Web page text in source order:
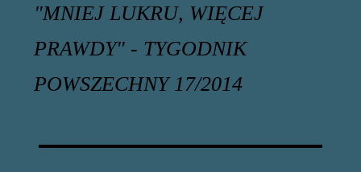
"MNIEJ LUKRU, WIĘCEJ
PRAWDY" - TYGODNIK
POWSZECHNY 17/2014